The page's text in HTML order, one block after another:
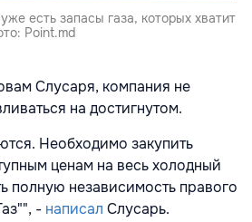
есть запасы газа, которых хватит
Point.md
Слусаря, компания не
на достигнутом.
Необходимо закупить
ценам на весь холодный
полную независимость правого
- написал Слусарь.